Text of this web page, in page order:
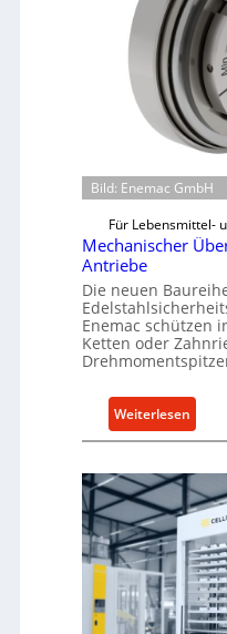
Bild: Enemac GmbH
Für Lebensmittel-
Mechanischer
Antriebe
Die neuen
Enemac schützen
Ketten oder
Weiterlesen:
M
c
h
n
i
s
c